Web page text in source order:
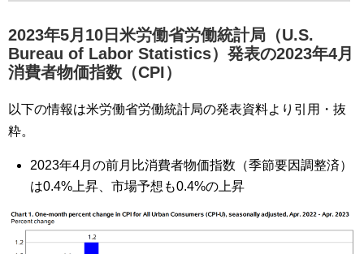
2023年5月10日米労働省労働統計局（U.S.
Bureau of Labor Statistics）発表の2023年4月
消費者物価指数（CPI）
以下の情報は米労働省労働統計局の発表資料より引用・抜
粋。
2023年4月の前月比消費者物価指数（季節要因調整済）
は0.4%上昇、市場予想も0.4%の上昇